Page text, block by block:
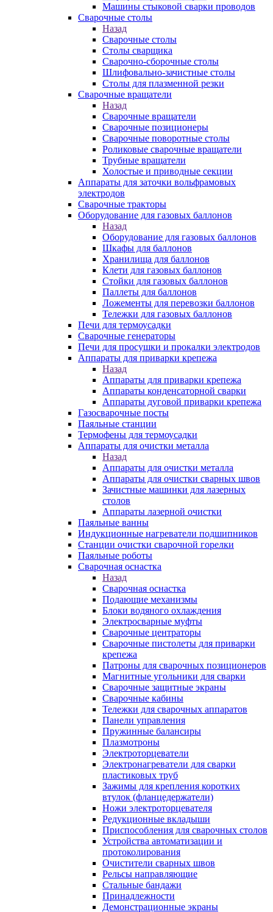
Машины стыковой сварки проводов
Сварочные столы
Назад
Сварочные столы
Столы сварщика
Сварочно-сборочные столы
Шлифовально-зачистные столы
Столы для плазменной резки
Сварочные вращатели
Назад
Сварочные вращатели
Сварочные позиционеры
Сварочные поворотные столы
Роликовые сварочные вращатели
Трубные вращатели
Холостые и приводные секции
Аппараты для заточки вольфрамовых
электродов
Сварочные тракторы
Оборудование для газовых баллонов
Назад
Оборудование для газовых баллонов
Шкафы для баллонов
Хранилища для баллонов
Клети для газовых баллонов
Стойки для газовых баллонов
Паллеты для баллонов
Ложементы для перевозки баллонов
Тележки для газовых баллонов
Печи для термоусадки
Сварочные генераторы
Печи для просушки и прокалки электродов
Аппараты для приварки крепежа
Назад
Аппараты для приварки крепежа
Аппараты конденсаторной сварки
Аппараты дуговой приварки крепежа
Газосварочные посты
Паяльные станции
Термофены для термоусадки
Аппараты для очистки металла
Назад
Аппараты для очистки металла
Аппараты для очистки сварных швов
Зачистные машинки для лазерных
столов
Аппараты лазерной очистки
Паяльные ванны
Индукционные нагреватели подшипников
Станции очистки сварочной горелки
Паяльные роботы
Сварочная оснастка
Назад
Сварочная оснастка
Подающие механизмы
Блоки водяного охлаждения
Электросварные муфты
Сварочные центраторы
Сварочные пистолеты для приварки
крепежа
Патроны для сварочных позиционеров
Магнитные угольники для сварки
Сварочные защитные экраны
Сварочные кабины
Тележки для сварочных аппаратов
Панели управления
Пружинные балансиры
Плазмотроны
Электроторцеватели
Электронагреватели для сварки
пластиковых труб
Зажимы для крепления коротких
втулок (фланцедержатели)
Ножи электроторцевателя
Редукционные вкладыши
Приспособления для сварочных столов
Устройства автоматизации и
протоколирования
Очистители сварных швов
Рельсы направляющие
Стальные бандажи
Принадлежности
Демонстрационные экраны